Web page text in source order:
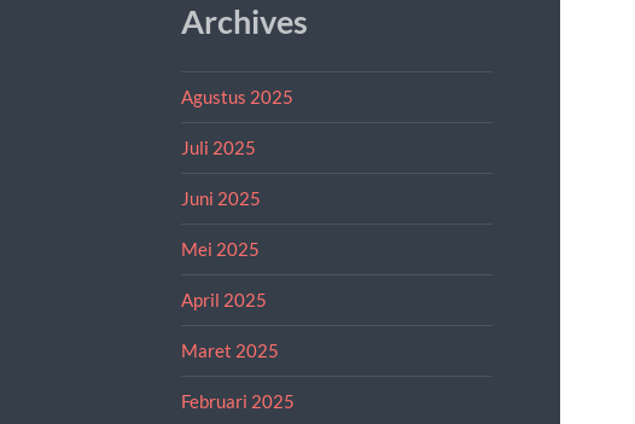
Archives
Agustus 2025
Juli 2025
Juni 2025
Mei 2025
April 2025
Maret 2025
Februari 2025